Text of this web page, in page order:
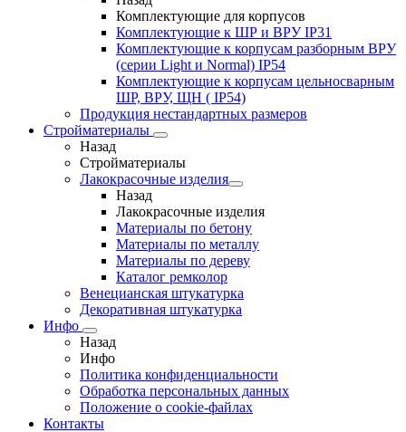
Комплектующие для корпусов
Комплектующие к ШР и ВРУ IP31
Комплектующие к корпусам разборным ВРУ
(серии Light и Normal) IP54
Комплектующие к корпусам цельносварным
ШР, ВРУ, ЩН ( IP54)
Продукция нестандартных размеров
Стройматериалы
Назад
Стройматериалы
Лакокрасочные изделия
Назад
Лакокрасочные изделия
Материалы по бетону
Материалы по металлу
Материалы по дереву
Каталог ремколор
Венецианская штукатурка
Декоративная штукатурка
Инфо
Назад
Инфо
Политика конфиденциальности
Обработка персональных данных
Положение о cookie-файлах
Контакты